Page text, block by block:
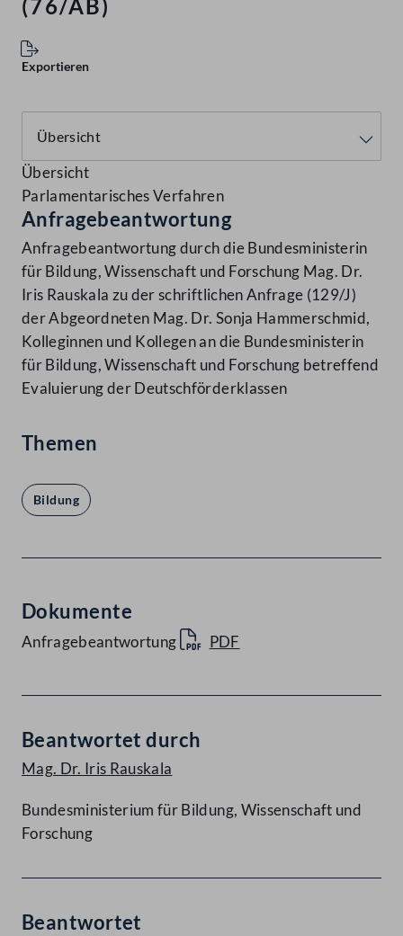
(76/AB)
Exportieren
Übersicht
Parlamentarisches Verfahren
Anfragebeantwortung
Anfragebeantwortung durch die Bundesministerin
für Bildung, Wissenschaft und Forschung Mag. Dr.
Iris Rauskala zu der schriftlichen Anfrage (129/J)
der Abgeordneten Mag. Dr. Sonja Hammerschmid,
Kolleginnen und Kollegen an die Bundesministerin
für Bildung, Wissenschaft und Forschung betreffend
Evaluierung der Deutschförderklassen
Themen
Bildung
Dokumente
Anfragebeantwortung PDF
Beantwortet durch
Mag. Dr. Iris Rauskala
Bundesministerium für Bildung, Wissenschaft und
Forschung
Beantwortet